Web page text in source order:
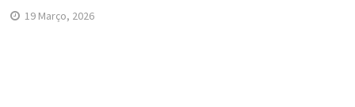
19 Março, 2026